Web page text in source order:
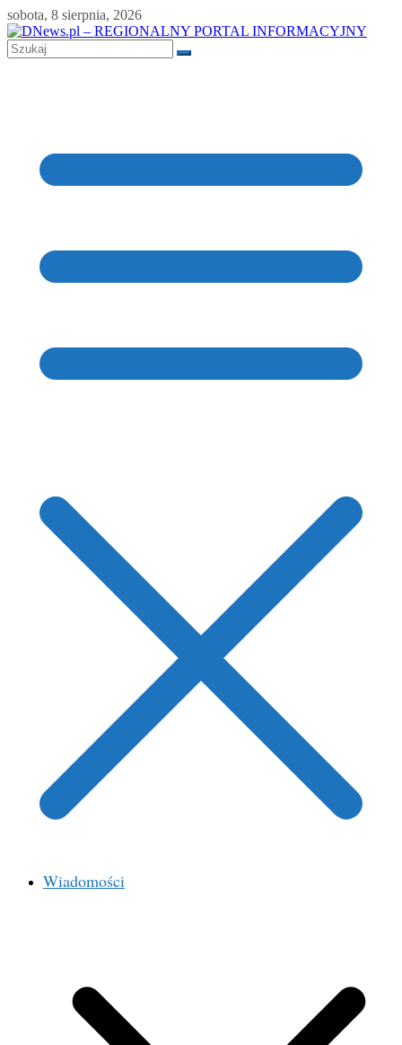
Skip
to
content
sobota, 8 sierpnia, 2026
Wiadomości